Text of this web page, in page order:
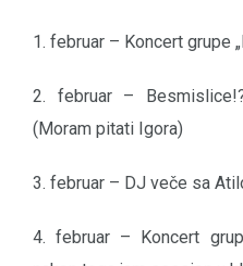
1. februar – Koncert grupe
2. februar –
(Moram pitati Igora)
3. februar – DJ veče sa
4. februar – Koncert